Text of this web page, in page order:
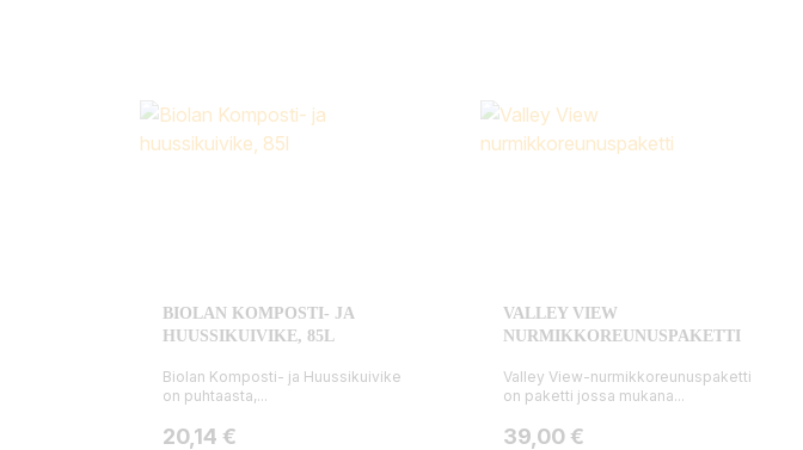
BIOLAN KOMPOSTI- JA
HUUSSIKUIVIKE, 85L
Biolan Komposti- ja Huussikuivike
on puhtaasta,...
Hinta
20,14 €
VALLEY VIEW
NURMIKKOREUNUSPAKETTI
Valley View-nurmikkoreunuspaketti
on paketti jossa mukana...
Hinta
39,00 €